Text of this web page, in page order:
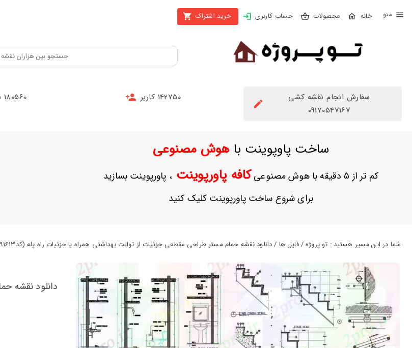
محصولات حساب کاربری خرید اشتراک
بستن
محصولات
حساب
کاربری
ثبت
نام
بازیابی
رمز
عبور
سفارش انجام نقشه کشی
09170547167
142750 کاربر 180560 نقشه و دتایل
ساخت پاوپوینت باهوش مصنوعی
کم تر از 5 دقیقه با هوش مصنوعی کافه پاورپوینت، پاورپوینت بسازید
برای شروع ساخت پاورپوینت کلیک کنید
شما در این مسیر هستید : تو پروژه / فایل ها / دانلود نقشه حمام مستر طراحی مقطعی جزئیات از توالت بهداشتی همراه با جزئیات راه پله (کد91613)
دانلود نقشه